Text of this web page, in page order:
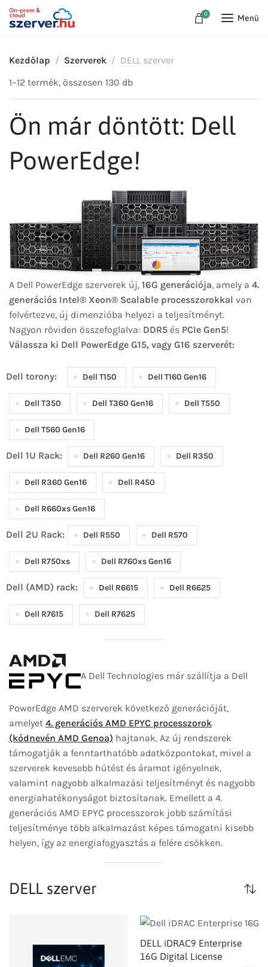
0 Menü
Kezdőlap Szerverek
DELL szerver
1–12 termék, összesen 130 db
Ön már döntött: Dell
PowerEdge!
A Dell PowerEdge szerverek új, 16G generációja, amely a 4.
generációs Intel® Xeon® Scalable processzorokkal van
felvértezve, új dimenzióba helyezi a teljesítményt.
Nagyon röviden összefoglalva: DDR5 és PCIe Gen5!
Válassza ki Dell PowerEdge G15, vagy G16 szerverét:
Dell torony: Dell T150 Dell T160 Gen16
Dell T350 Dell T360 Gen16 Dell T550
Dell T560 Gen16
Dell 1U Rack: Dell R260 Gen16 Dell R350
Dell R360 Gen16 Dell R450
Dell R660xs Gen16
Dell 2U Rack: Dell R550 Dell R570
Dell R750xs Dell R760xs Gen16
Dell (AMD) rack: Dell R6615 Dell R6625
Dell R7615 Dell R7625
A Dell Technologies már szállítja a Dell
PowerEdge AMD szerverek következő generációját,
amelyet 4. generációs AMD EPYC processzorok
(kódnevén AMD Genoa) hajtanak. Az új rendszerek
támogatják a fenntarthatóbb adatközpontokat, mivel a
szerverek kevesebb hűtést és áramot igényelnek,
valamint nagyobb alkalmazási teljesítményt és nagyobb
energiahatékonyságot biztosítanak. Emellett a 4.
generációs AMD EPYC processzorok jobb számítási
teljesítménye több alkalmazást képes támogatni kisebb
helyen, így az energiafogyasztás a felére csökken.
DELL szerver
DELL iDRAC9 Enterprise
16G Digital License